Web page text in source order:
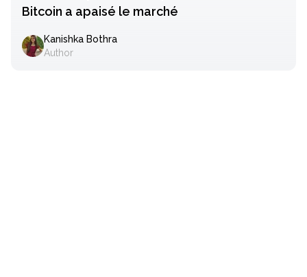
Bitcoin a apaisé le marché
Kanishka Bothra
Author